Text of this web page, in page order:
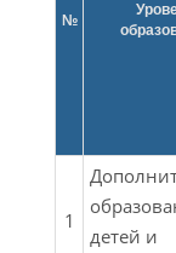
№
1
детей и